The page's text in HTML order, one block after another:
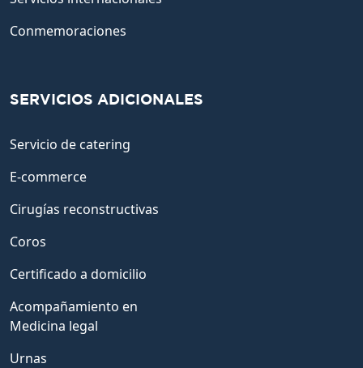
Conmemoraciones
SERVICIOS ADICIONALES
Servicio de catering
E-commerce
Cirugías reconstructivas
Coros
Certificado a domicilio
Acompañamiento en
Medicina legal
Urnas